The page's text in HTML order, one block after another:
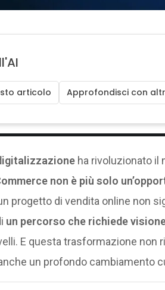
articolo Approfondisci con
ha rivoluzionato il
non è più solo
progetto di vendita online non
un percorso che richiede
E questa trasformazione non
un profondo cambiamento